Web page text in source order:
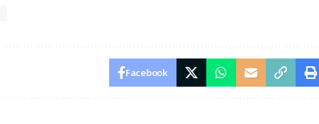
Facebook